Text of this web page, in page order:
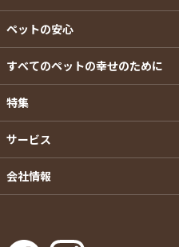
ペットの安心
すべてのペットの幸せのために
特集
サービス
会社情報